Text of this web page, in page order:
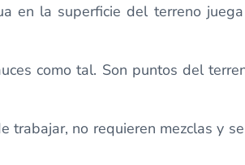
en la superficie del terreno
como tal. Son puntos del
trabajar, no requieren mezclas y